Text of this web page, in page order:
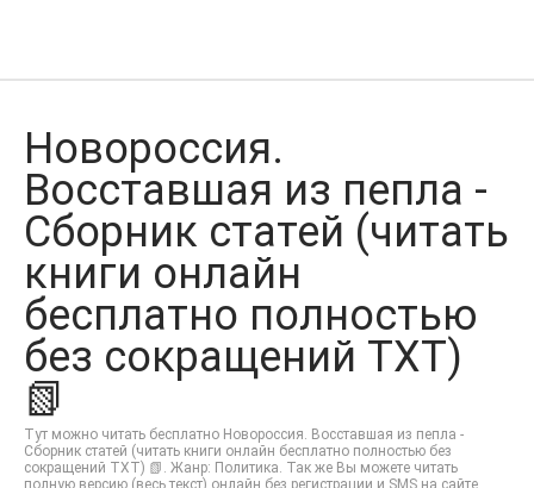
Новороссия.
Восставшая из пепла -
Сборник статей (читать
книги онлайн
бесплатно полностью
без сокращений TXT)
📗
Тут можно читать бесплатно Новороссия. Восставшая из пепла -
Сборник статей (читать книги онлайн бесплатно полностью без
сокращений TXT) 📗. Жанр: Политика. Так же Вы можете читать
полную версию (весь текст) онлайн без регистрации и SMS на сайте